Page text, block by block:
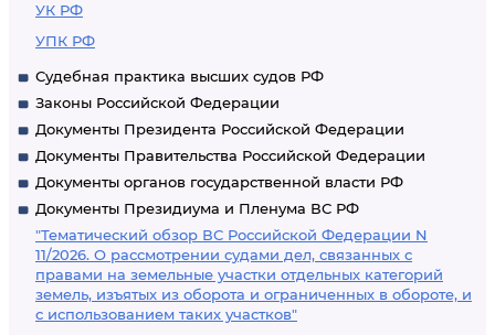
УК РФ
УПК РФ
Судебная практика высших судов РФ
Законы Российской Федерации
Документы Президента Российской Федерации
Документы Правительства Российской Федерации
Документы органов государственной власти РФ
Документы Президиума и Пленума ВС РФ
"Тематический обзор ВС Российской Федерации N
11/2026. О рассмотрении судами дел, связанных с
правами на земельные участки отдельных категорий
земель, изъятых из оборота и ограниченных в обороте, и
с использованием таких участков"